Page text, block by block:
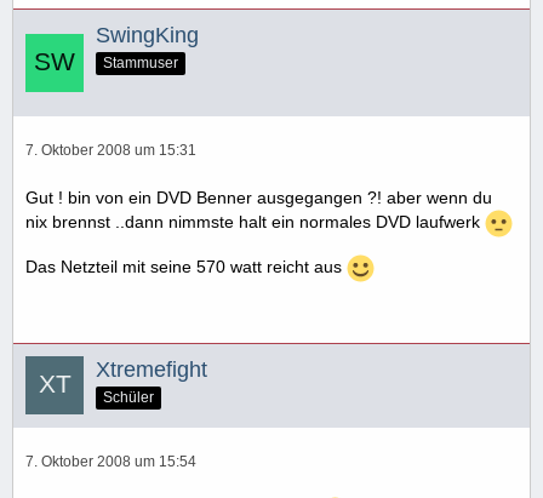
SwingKing
Stammuser
7. Oktober 2008 um 15:31
Gut ! bin von ein DVD Benner ausgegangen ?! aber wenn du
nix brennst ..dann nimmste halt ein normales DVD laufwerk
Das Netzteil mit seine 570 watt reicht aus
Xtremefight
Schüler
7. Oktober 2008 um 15:54